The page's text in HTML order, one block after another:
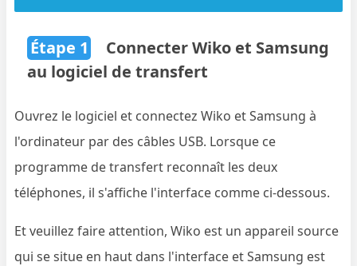
Étape 1
Connecter Wiko et Samsung
au logiciel de transfert
Ouvrez le logiciel et connectez Wiko et Samsung à
l'ordinateur par des câbles USB. Lorsque ce
programme de transfert reconnaît les deux
téléphones, il s'affiche l'interface comme ci-dessous.
Et veuillez faire attention, Wiko est un appareil source
qui se situe en haut dans l'interface et Samsung est